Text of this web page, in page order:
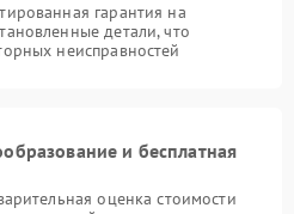
гарантия на
детали, что
неисправностей
и бесплатная
оценка стоимости